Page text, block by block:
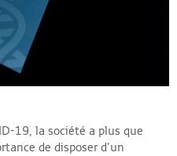
19, la société a plus que
de disposer d’un